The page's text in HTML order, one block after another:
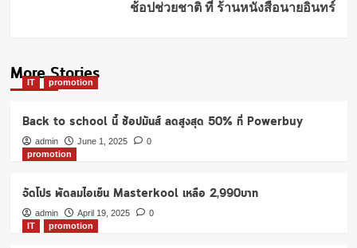
ช้อปช่วยชาติ ที่ ร้านหนังสือนายอินทร์
More Stories
IT promotion
Back to school นี้ ช้อปมันส์ ลดสูงสุด 50% ที่ Powerbuy
admin June 1, 2025
0
promotion
จัดโปร พัดลมไอเย็น Masterkool เหลือ 2,990บาท
admin April 19, 2025
0
IT
promotion